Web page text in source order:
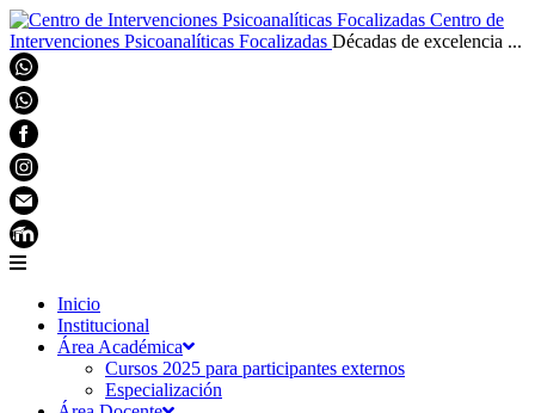
Centro de
Intervenciones Psicoanalíticas Focalizadas Décadas de excelencia ...
Inicio
Institucional
Área Académica
Cursos 2025 para participantes externos
Especialización